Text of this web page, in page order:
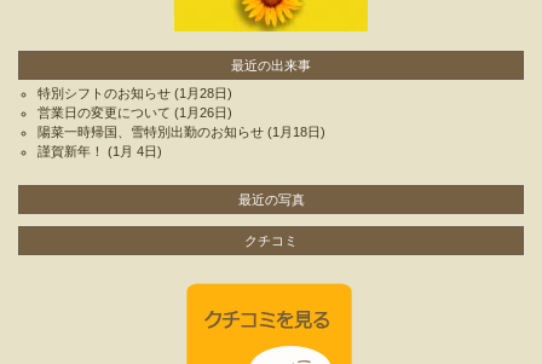
最近の出来事
特別シフトのお知らせ (1月28日)
営業日の変更について (1月26日)
陽菜一時帰国、雪特別出勤のお知らせ (1月18日)
謹賀新年！
(1月 4日)
最近の写真
クチコミ